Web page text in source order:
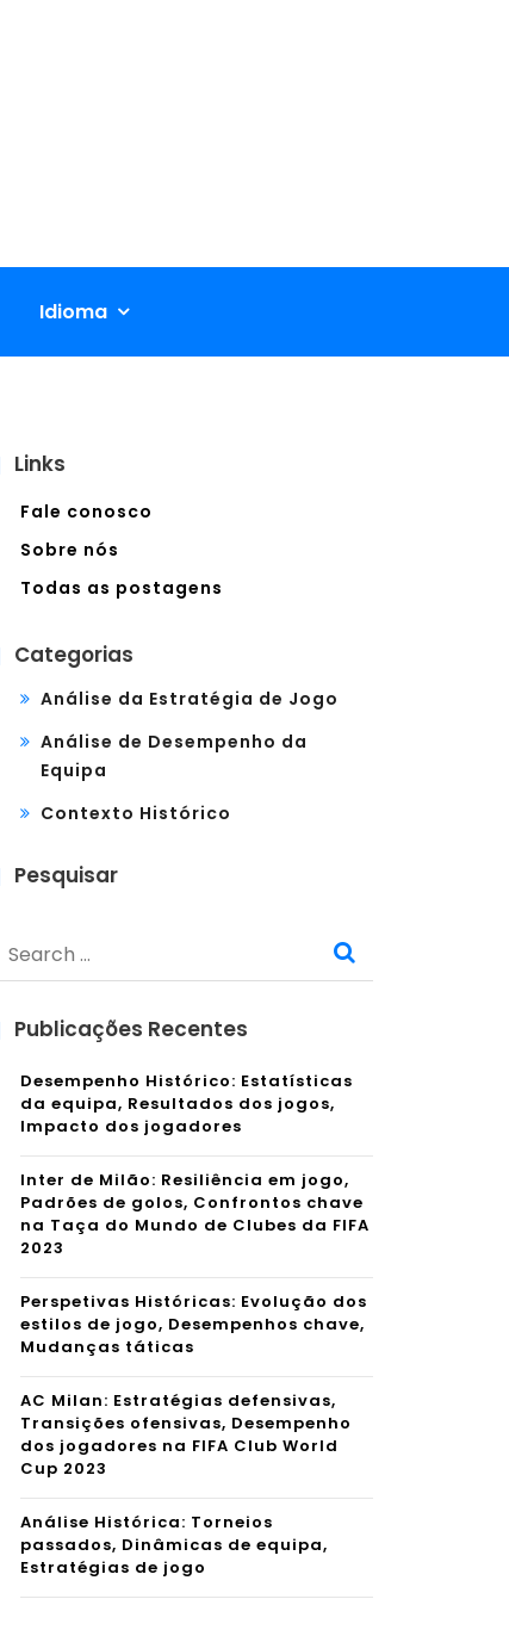
Idioma
Links
Fale conosco
Sobre nós
Todas as postagens
Categorias
Análise da Estratégia de Jogo
Análise de Desempenho da
Equipa
Contexto Histórico
Pesquisar
for:
Publicações Recentes
Desempenho Histórico: Estatísticas
da equipa, Resultados dos jogos,
Impacto dos jogadores
Inter de Milão: Resiliência em jogo,
Padrões de golos, Confrontos chave
na Taça do Mundo de Clubes da FIFA
2023
Perspetivas Históricas: Evolução dos
estilos de jogo, Desempenhos chave,
Mudanças táticas
AC Milan: Estratégias defensivas,
Transições ofensivas, Desempenho
dos jogadores na FIFA Club World
Cup 2023
Análise Histórica: Torneios
passados, Dinâmicas de equipa,
Estratégias de jogo